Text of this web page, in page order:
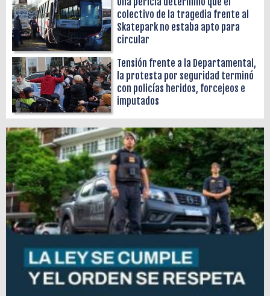
colectivo de la tragedia frente al
Skatepark no estaba apto para
circular
Tensión frente a la Departamental,
la protesta por seguridad terminó
con policías heridos, forcejeos e
imputados